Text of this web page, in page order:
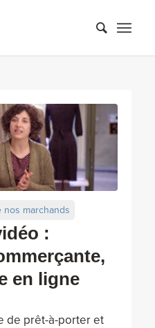
:
en ligne
nos marchands
de prêt-à-porter et